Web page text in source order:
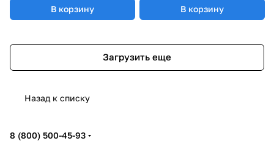
В корзину В корзину
Загрузить еще
Назад к списку
8 (800) 500-45-93